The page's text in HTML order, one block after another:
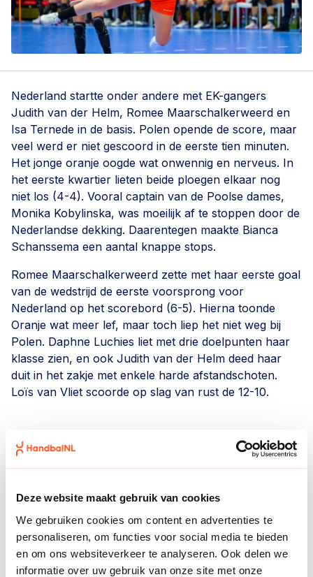
Deze website maakt gebruik van cookies
We gebruiken cookies om content en advertenties te
personaliseren, om functies voor social media te bieden
en om ons websiteverkeer te analyseren. Ook delen we
informatie over uw gebruik van onze site met onze
Nederland startte onder andere met EK-gangers
Judith van der Helm, Romee Maarschalkerweerd en
Isa Ternede in de basis. Polen opende de score, maar
veel werd er niet gescoord in de eerste tien minuten.
Het jonge oranje oogde wat onwennig en nerveus. In
het eerste kwartier lieten beide ploegen elkaar nog
niet los (4-4). Vooral captain van de Poolse dames,
Monika Kobylinska, was moeilijk af te stoppen door de
Nederlandse dekking. Daarentegen maakte Bianca
Schanssema een aantal knappe stops.
Romee Maarschalkerweerd zette met haar eerste goal
van de wedstrijd de eerste voorsprong voor
Nederland op het scorebord (6-5). Hierna toonde
Oranje wat meer lef, maar toch liep het niet weg bij
Polen. Daphne Luchies liet met drie doelpunten haar
klasse zien, en ook Judith van der Helm deed haar
duit in het zakje met enkele harde afstandschoten.
Loïs van Vliet scoorde op slag van rust de 12-10.
De tweede helft stond in het teken van het officiële
debuut voor Nederland van Robin van Galen, Maud
scherp. De 18 jarige linkerhoekspeelster schoot haar
eerste poging snoeihard binnen (15-11). Een sterke
fase van Oranje volgde. De dekking stond goed en
schoten in de aanval werden scherp afgerond. Ook
linkspoot Maud Horvers verzilverde haar eerste